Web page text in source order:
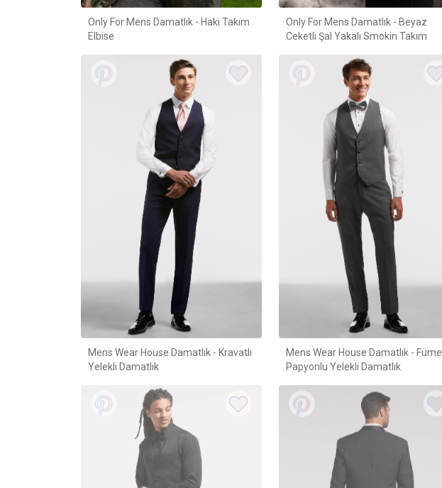
Only For Mens Damatlık - Haki Takım
Elbise
Only For Mens Damatlık - Beyaz
Ceketli Şal Yakalı Smokin Takım
Mens Wear House Damatlık - Kravatlı
Yelekli Damatlık
Mens Wear House Damatlık - Füme
Papyonlu Yelekli Damatlık